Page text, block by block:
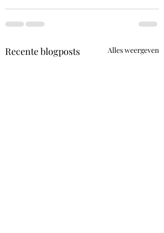
Recente blogposts Alles weergeven